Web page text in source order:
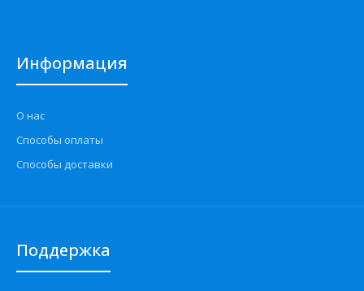
Информация
О нас
Способы оплаты
Способы доставки
Поддержка